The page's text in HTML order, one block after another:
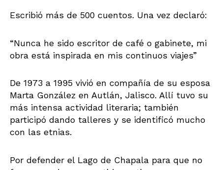
Escribió más de 500 cuentos. Una vez declaró:
“Nunca he sido escritor de café o gabinete, mi
obra está inspirada en mis continuos viajes”
De 1973 a 1995 vivió en compañía de su esposa
Marta González en Autlán, Jalisco. Allí tuvo su
más intensa actividad literaria; también
participó dando talleres y se identificó mucho
con las etnias.
Por defender el Lago de Chapala para que no